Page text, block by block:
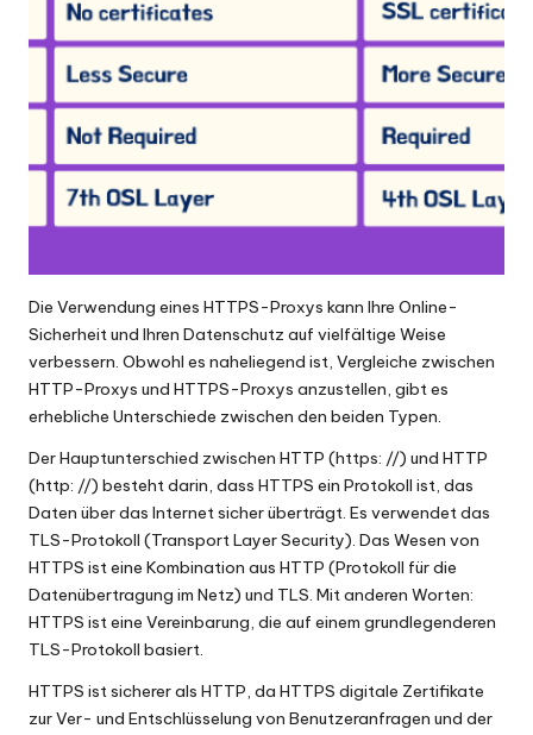
Die Verwendung eines HTTPS-Proxys kann Ihre Online-
Sicherheit und Ihren Datenschutz auf vielfältige Weise
verbessern. Obwohl es naheliegend ist, Vergleiche zwischen
HTTP-Proxys und HTTPS-Proxys anzustellen, gibt es
erhebliche Unterschiede zwischen den beiden Typen.
Der Hauptunterschied zwischen HTTP (https: //) und HTTP
(http: //) besteht darin, dass HTTPS ein Protokoll ist, das
Daten über das Internet sicher überträgt. Es verwendet das
TLS-Protokoll (Transport Layer Security). Das Wesen von
HTTPS ist eine Kombination aus HTTP (Protokoll für die
Datenübertragung im Netz) und TLS. Mit anderen Worten:
HTTPS ist eine Vereinbarung, die auf einem grundlegenderen
TLS-Protokoll basiert.
HTTPS ist sicherer als HTTP, da HTTPS digitale Zertifikate
zur Ver- und Entschlüsselung von Benutzeranfragen und der